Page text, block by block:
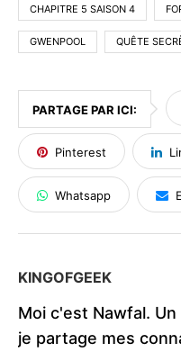
CHAPITRE 5 SAISON 4
GWENPOOL QUÊTE
PARTAGE PAR ICI:
Pinterest
Whatsapp
KINGOFGEEK
Moi c'est Nawfal.
je partage mes